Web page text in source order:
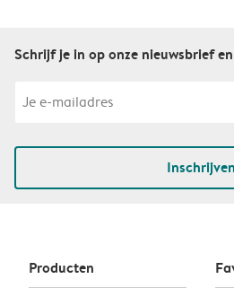
Schrijf je in op onze nieuwsbrief
Inschrijven
Producten